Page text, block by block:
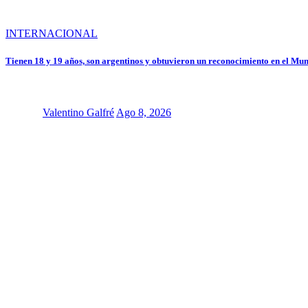
INTERNACIONAL
Tienen 18 y 19 años, son argentinos y obtuvieron un reconocimiento en el
Valentino Galfré Ago 8, 2026